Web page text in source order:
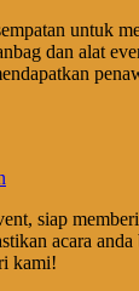
untuk
dan alat
siap
acara
kami!